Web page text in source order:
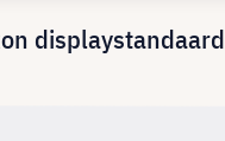
displaystandaard